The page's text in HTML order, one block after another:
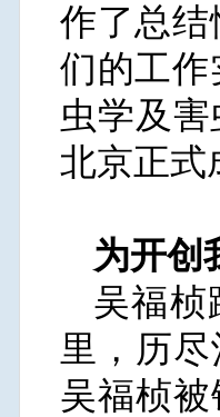
作了总结
们的工作
虫学及
北京正式
为开创
吴福桢
里，历
吴福桢